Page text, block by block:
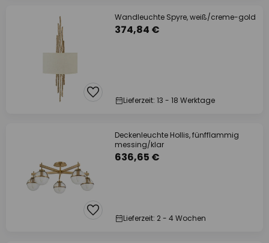
Wandleuchte Spyre, weiß/creme-gold
374,84 €
Lieferzeit: 13 - 18 Werktage
Deckenleuchte Hollis, fünfflammig
messing/klar
636,65 €
Lieferzeit: 2 - 4 Wochen